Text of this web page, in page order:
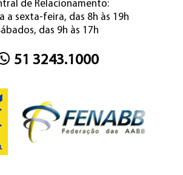
de Relacionamento:
a sexta-feira, das 8h às 19h
das 9h às 17h
51 3243.1000